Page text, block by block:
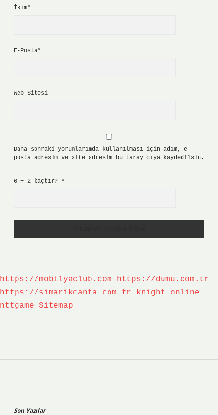
İsim*
E-Posta*
Web Sitesi
Daha sonraki yorumlarımda kullanılması için adım, e-
posta adresim ve site adresim bu tarayıcıya kaydedilsin.
6 + 2 kaçtır? *
https://mobilyaclub.com
https://dumu.com.tr
https://simarikcanta.com.tr
knight online
nttgame
Sitemap
Son Yazılar